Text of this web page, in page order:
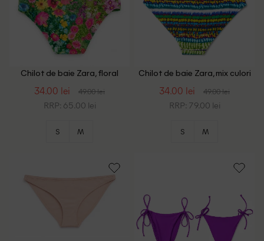
Chilot de baie Zara, floral
34.00 lei 49.00 lei
RRP: 65.00 lei
S M
Chilot de baie Zara, mix culori
34.00 lei 49.00 lei
RRP: 79.00 lei
S M